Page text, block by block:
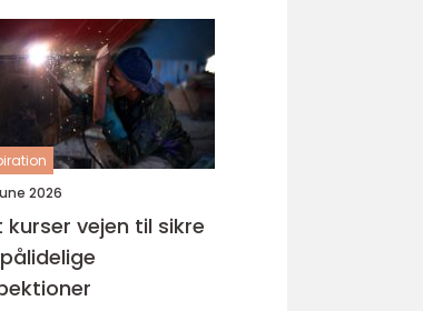
2026
vejen til sikre